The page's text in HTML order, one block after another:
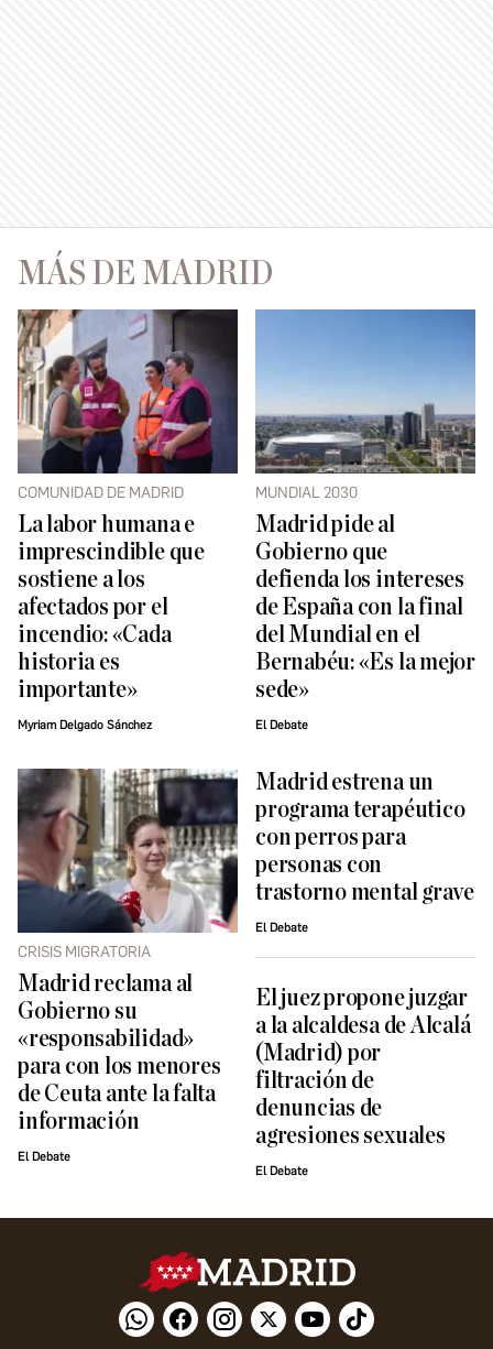
MÁS DE MADRID
COMUNIDAD DE MADRID
La labor humana e
imprescindible que
sostiene a los
afectados por el
incendio: «Cada
historia es
importante»
Myriam Delgado Sánchez
MUNDIAL 2030
Madrid pide al
Gobierno que
defienda los intereses
de España con la final
del Mundial en el
Bernabéu: «Es la mejor
sede»
El Debate
CRISIS MIGRATORIA
Madrid reclama al
Gobierno su
«responsabilidad»
para con los menores
de Ceuta ante la falta
información
El Debate
Madrid estrena un
programa terapéutico
con perros para
personas con
trastorno mental grave
El Debate
El juez propone juzgar
a la alcaldesa de Alcalá
(Madrid) por
filtración de
denuncias de
agresiones sexuales
El Debate